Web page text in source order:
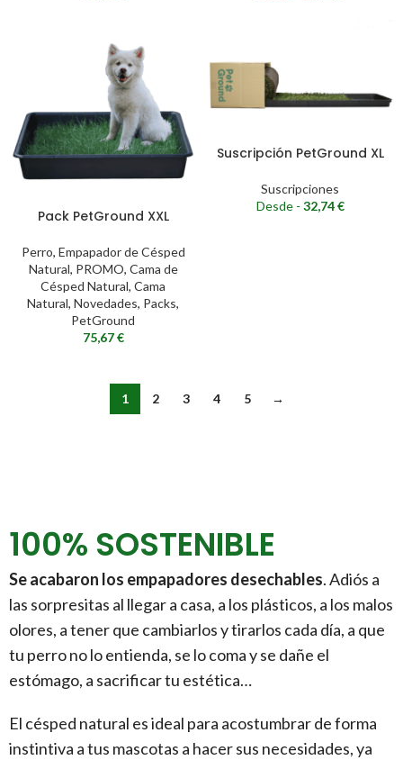
Pack PetGround XXL
Perro, Empapador de Césped
Natural, PROMO, Cama de
Césped Natural, Cama
Natural, Novedades, Packs,
PetGround
75,67€
Suscripción PetGround XL
Suscripciones
Desde - 32,74€
1 2 3 4 5 →
100% SOSTENIBLE
Se acabaron los empapadores desechables. Adiós a
las sorpresitas al llegar a casa, a los plásticos, a los malos
olores, a tener que cambiarlos y tirarlos cada día, a que
tu perro no lo entienda, se lo coma y se dañe el
estómago, a sacrificar tu estética…
El césped natural es ideal para acostumbrar de forma
instintiva a tus mascotas a hacer sus necesidades, ya